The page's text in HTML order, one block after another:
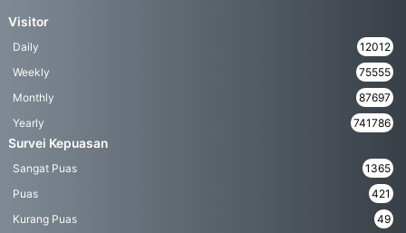
Visitor
Daily
12012
Weekly
75555
Monthly
87697
Yearly
741786
Survei Kepuasan
Sangat Puas
1365
Puas
421
Kurang Puas
49